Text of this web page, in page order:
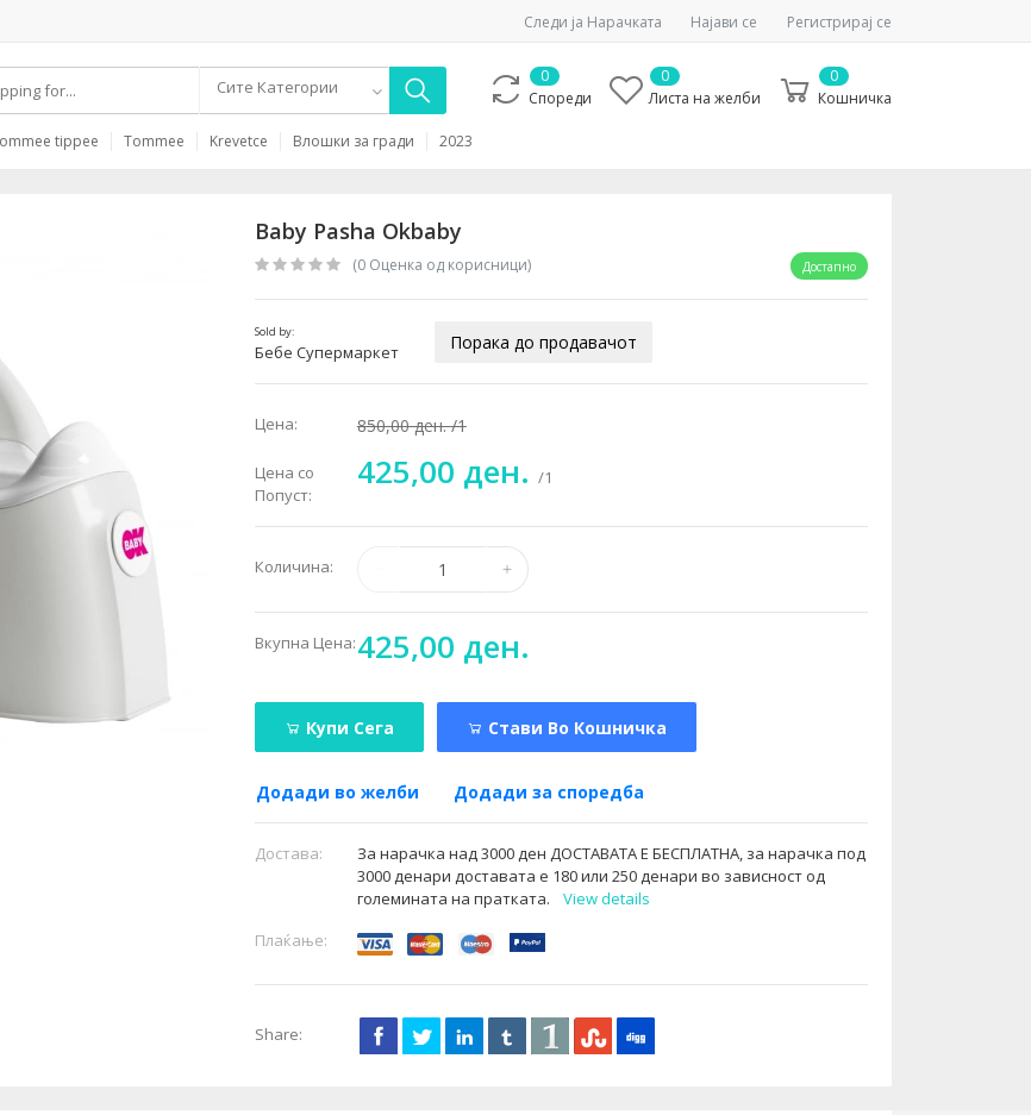
Следи ја Нарачката Најави се Регистрирај се
Сите Категории
Спореди
0
Листа на желби
0
Кошничка
0
tippee Tommee Krevetce Влошки за гради 2023
Baby Pasha Okbaby
(0 Oценка од корисници) Достапно
Sold by:
Бебе Супермаркет Порака до продавачот
Цена: 850,00 ден./1
Цена со
Попуст:
425,00 ден. /1
Количина:
Вкупна Цена:425,00 ден.
Купи Сега Стави Во Кошничка
Додади во желби Додади за споредба
Достава:
За нарачка над 3000 ден ДОСТАВАТА Е БЕСПЛАТНА, за нарачка под
3000 денари доставата е 180 или 250 денари во зависност од
големината на пратката.
View details
Плаќање:
Share: